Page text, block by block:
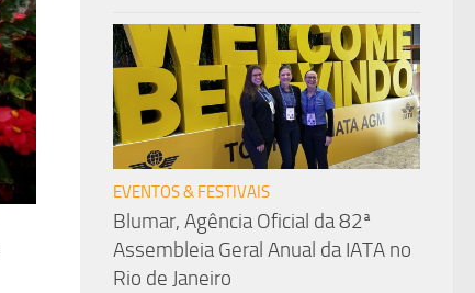
EVENTOS & FESTIVAIS
Blumar, Agência Oficial da 82ª
Assembleia Geral Anual da IATA no
Rio de Janeiro